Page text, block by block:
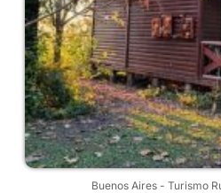
Buenos Aires - Turismo